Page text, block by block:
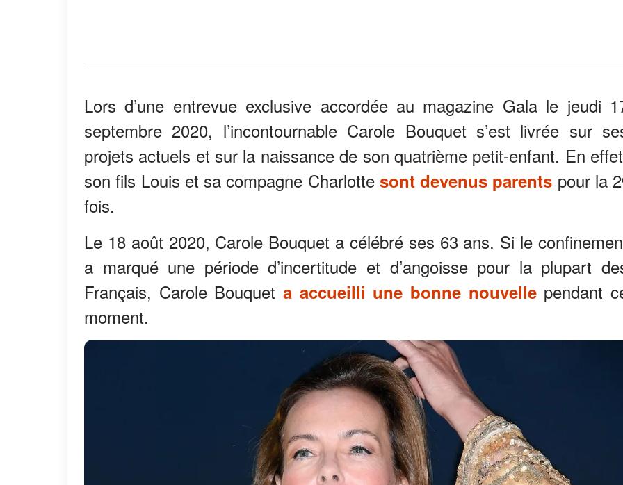
Lors d’une entrevue exclusive accordée au magazine Gala le jeudi
septembre 2020, l’incontournable Carole Bouquet s’est livrée sur
projets actuels et sur la naissance de son quatrième petit-enfant. En
son fils Louis et sa compagne Charlotte sont devenus parents pour la
fois.
Le 18 août 2020, Carole Bouquet a célébré ses 63 ans. Si le
a marqué une période d’incertitude et d’angoisse pour la plupart
Français, Carole Bouquet a accueilli une bonne nouvellependant
moment.